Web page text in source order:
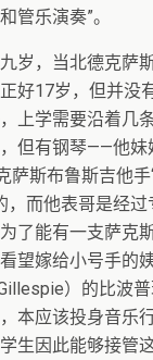
管乐演奏”。
岁，当北德克萨
好17岁，但并没
上学需要沿着几
但有钢琴——他妹
萨斯布鲁斯吉他手
，而他表哥是经
了能有一支萨克
望嫁给小号手的
）的比波
本应该投身音乐
生因此能够接管